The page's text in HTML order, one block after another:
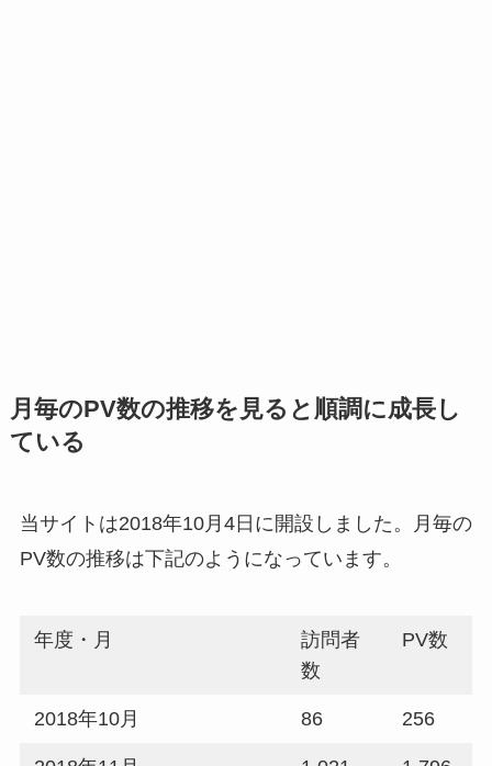
月毎のPV数の推移を見ると順調に成長し
ている
当サイトは2018年10月4日に開設しました。月毎の
PV数の推移は下記のようになっています。
年度・月
訪問者
数
PV数
2018年10月 86 256